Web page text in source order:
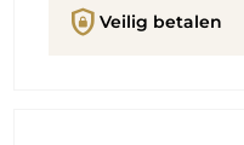
shield_lock Veilig betalen